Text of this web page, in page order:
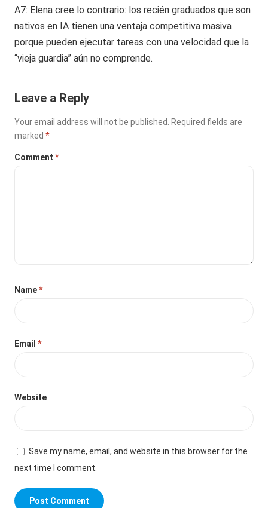
A7: Elena cree lo contrario: los recién graduados que son
nativos en IA tienen una ventaja competitiva masiva
porque pueden ejecutar tareas con una velocidad que la
“vieja guardia” aún no comprende.
Leave a Reply
Your email address will not be published.
Required fields are
marked*
Comment*
Name*
Email*
Website
Save my name, email, and website in this browser for the
next time I comment.